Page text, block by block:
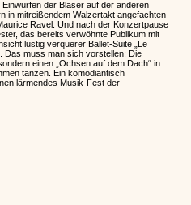
der Bläser auf der anderen
in mitreißendem Walzertakt angefachten
Ravel. Und nach der Konzertpause
das bereits verwöhnte Publikum mit
lustig verquerer Ballet-Suite „Le
Das muss man sich vorstellen: Die
einen „Ochsen auf dem Dach“ in
tanzen. Ein komödiantisch
lärmendes Musik-Fest der